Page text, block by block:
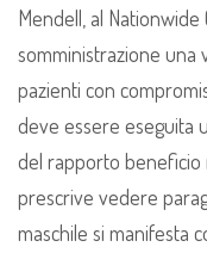
Mendell, al Nationwide
somministrazione una
pazienti con
deve essere eseguita
del rapporto beneficio
prescrive vedere
maschile si manifesta